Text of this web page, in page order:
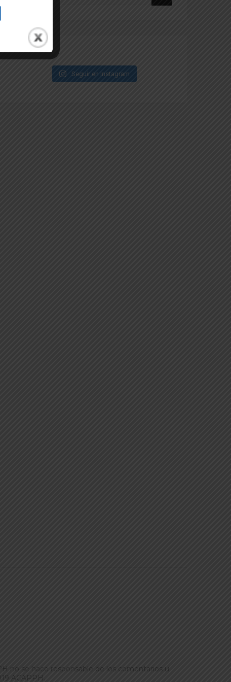
Seguir en Instagram
no se hace responsable de los comentarios u
ACAPPH.